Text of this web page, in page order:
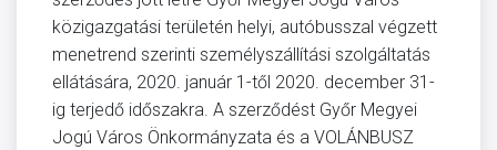
közigazgatási területén helyi, autóbusszal végzett
menetrend szerinti személyszállítási szolgáltatás
ellátására, 2020. január 1-től 2020. december 31-
ig terjedő időszakra. A szerződést Győr Megyei
Jogú Város Önkormányzata és a VOLÁNBUSZ